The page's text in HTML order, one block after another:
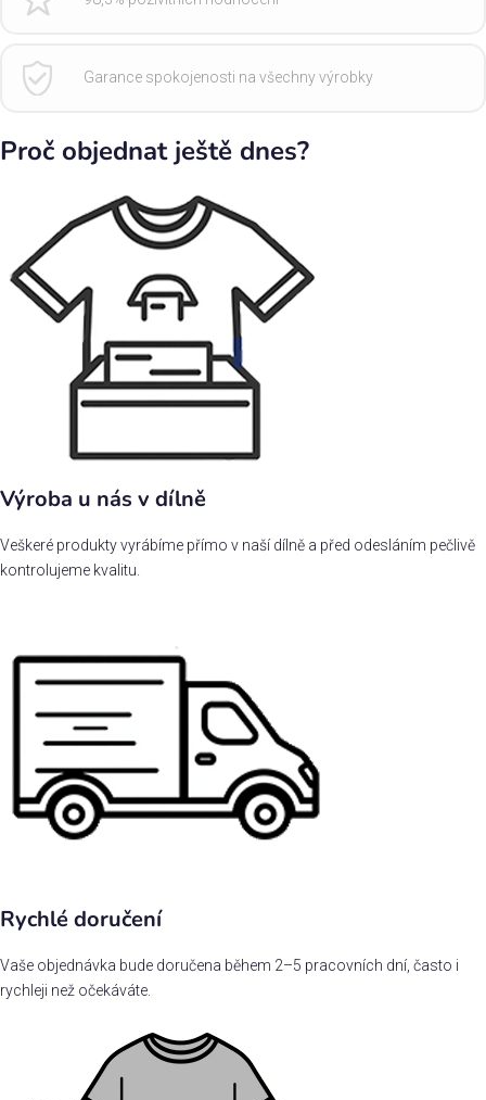
Garance spokojenosti na všechny výrobky
Proč objednat ještě dnes?
Výroba u nás v dílně
Veškeré produkty vyrábíme přímo v naší dílně a před odesláním pečlivě
kontrolujeme kvalitu.
Rychlé doručení
Vaše objednávka bude doručena během 2–5 pracovních dní, často i
rychleji než očekáváte.